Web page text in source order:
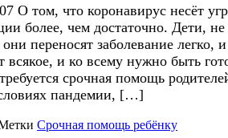
О том, что коронавирус несёт
более, чем достаточно. Дети,
переносят заболевание легко,
всякое, и ко всему нужно быть
срочная помощь
пандемии, […]
Срочная помощь ребёнку